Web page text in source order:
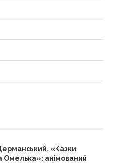
«Казки
Омелька»: анімований